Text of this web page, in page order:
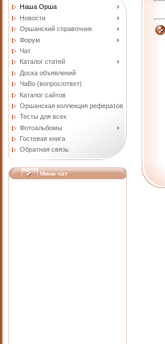
Наша Орша
Новости
Оршанский справочник
Форум
Чат
Каталог статей
Доска объявлений
ЧаВо (вопрос/ответ)
Каталог сайтов
Оршанская коллекция рефератов
Тесты для всех
Фотоальбомы
Гостевая книга
Обратная связь
Мини чат